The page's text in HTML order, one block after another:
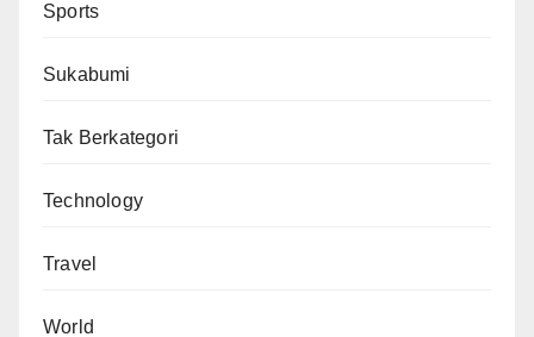
Sports
Sukabumi
Tak Berkategori
Technology
Travel
World